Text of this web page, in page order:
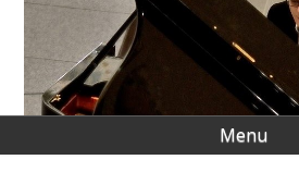
Menu